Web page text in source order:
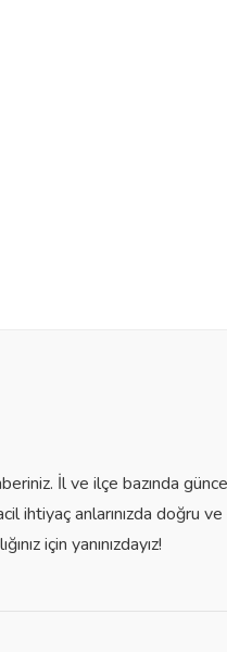
İl ve ilçe bazında
ihtiyaç anlarınızda doğru
için yanınızdayız!